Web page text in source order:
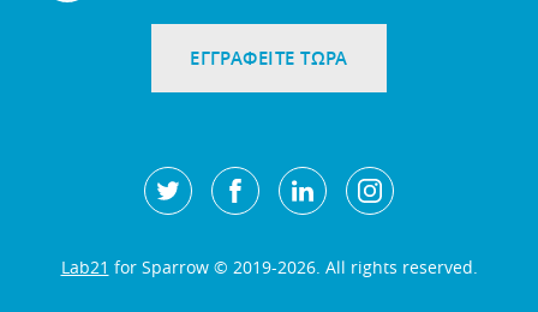
ΕΓΓΡΑΦΕΙΤΕ ΤΩΡΑ
Lab21 for Sparrow © 2019-2026. All rights reserved.